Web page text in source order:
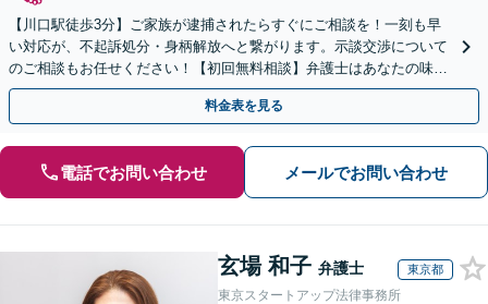
【川口駅徒歩3分】ご家族が逮捕されたらすぐにご相談を！一刻も早
い対応が、不起訴処分・身柄解放へと繋がります。示談交渉について
のご相談もお任せください！【初回無料相談】弁護士はあなたの味方
です。今後の見通しもすぐにお伝えします。
料金表を見る
電話でお問い合わせ メールでお問い合わせ
玄場 和子 弁護士 東京都
東京スタートアップ法律事務所